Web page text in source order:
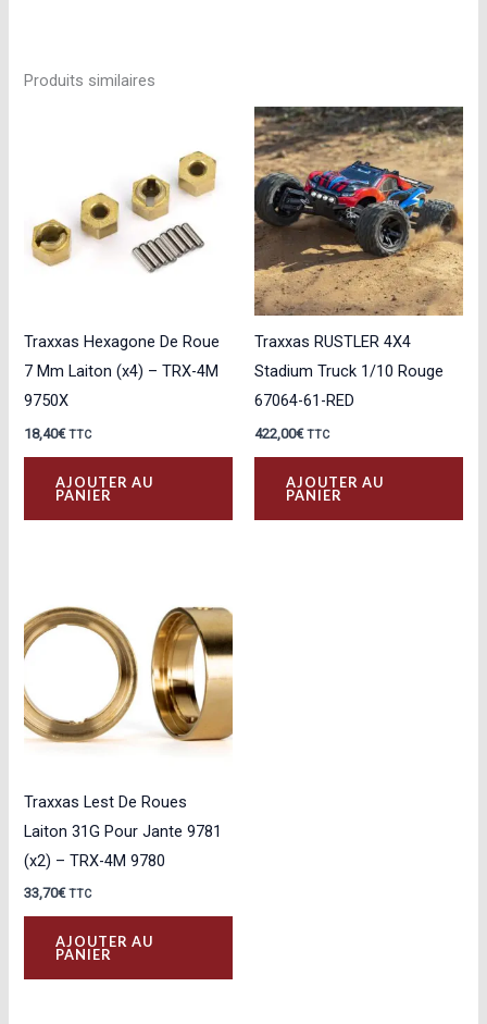
Produits similaires
Traxxas Hexagone De Roue
7 Mm Laiton (x4) – TRX-4M
9750X
18,40€ TTC
AJOUTER AU
PANIER
Traxxas RUSTLER 4X4
Stadium Truck 1/10 Rouge
67064-61-RED
422,00€ TTC
AJOUTER AU
PANIER
Traxxas Lest De Roues
Laiton 31G Pour Jante 9781
(x2) – TRX-4M 9780
33,70€ TTC
AJOUTER AU
PANIER